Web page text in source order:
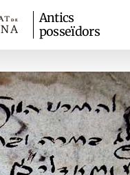
Antics
posseïdors